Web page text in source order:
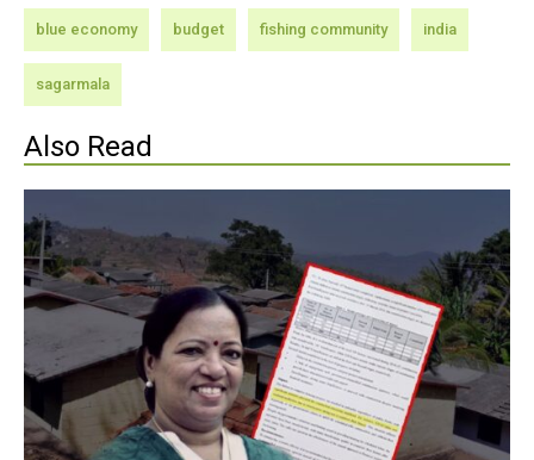
blue economy budget fishing community india
sagarmala
Also Read